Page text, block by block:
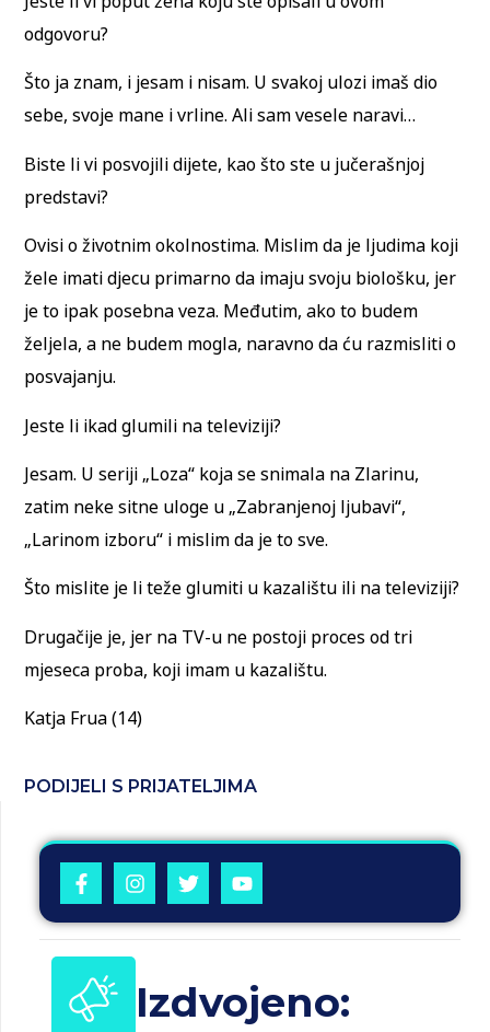
odgovoru?
Što ja znam, i jesam i nisam. U svakoj ulozi imaš dio
sebe, svoje mane i vrline. Ali sam vesele naravi…
Biste li vi posvojili dijete, kao što ste u jučerašnjoj
predstavi?
Ovisi o životnim okolnostima. Mislim da je ljudima koji
žele imati djecu primarno da imaju svoju biološku, jer
je to ipak posebna veza. Međutim, ako to budem
željela, a ne budem mogla, naravno da ću razmisliti o
posvajanju.
Jeste li ikad glumili na televiziji?
Jesam. U seriji „Loza“ koja se snimala na Zlarinu,
zatim neke sitne uloge u „Zabranjenoj ljubavi“,
„Larinom izboru“ i mislim da je to sve.
Što mislite je li teže glumiti u kazalištu ili na televiziji?
Drugačije je, jer na TV-u ne postoji proces od tri
mjeseca proba, koji imam u kazalištu.
Katja Frua (14)
PODIJELI S PRIJATELJIMA
Izdvojeno: